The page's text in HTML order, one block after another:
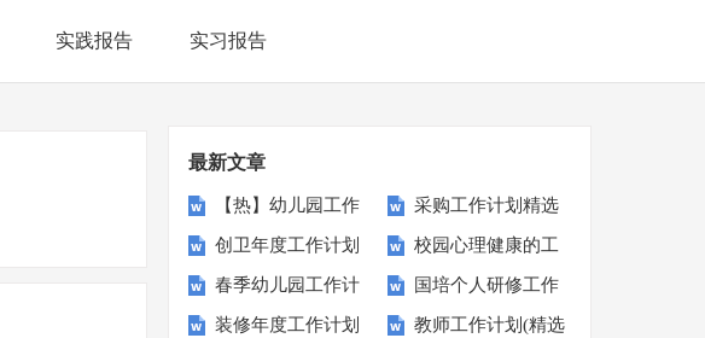
实践报告 实习报告
最新文章
【热】幼儿园工作
计划
采购工作计划精选
15篇
创卫年度工作计划 校园心理健康的工
作计划
春季幼儿园工作计
划范文
国培个人研修工作
计划
装修年度工作计划 教师工作计划(精选